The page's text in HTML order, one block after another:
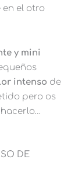
el otro
y mini
intenso de
pero os
DE